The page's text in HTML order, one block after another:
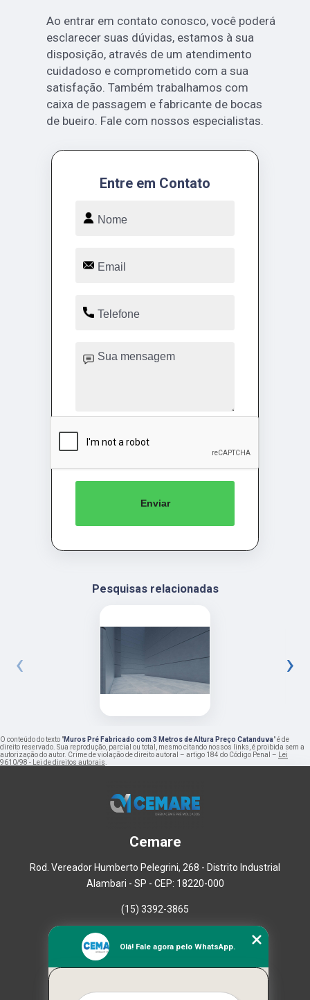
Ao entrar em contato conosco, você poderá
esclarecer suas dúvidas, estamos à sua
disposição, através de um atendimento
cuidadoso e comprometido com a sua
satisfação. Também trabalhamos com
caixa de passagem e fabricante de bocas
de bueiro. Fale com nossos especialistas.
Entre em Contato
Enviar
Pesquisas relacionadas
‹ ›
O conteúdo do texto "Muros Pré Fabricado com 3 Metros de Altura Preço Catanduva" é de
direito reservado. Sua reprodução, parcial ou total, mesmo citando nossos links, é proibida sem a
autorização do autor. Crime de violação de direito autoral – artigo 184 do Código Penal –
Lei
9610/98 - Lei de direitos autorais
Cemare
Rod. Vereador Humberto Pelegrini, 268 - Distrito Industrial
Alambari - SP - CEP: 18220-000
(15) 3392-3865
Empresa
Missão
Olá! Fale agora pelo WhatsApp.